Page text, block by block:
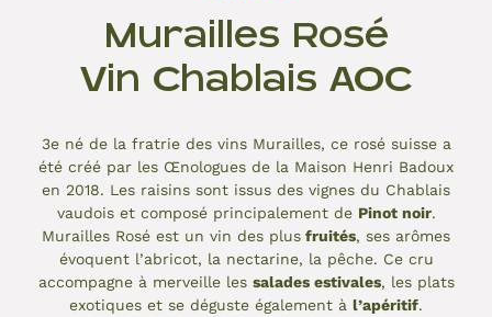
Murailles Rosé
Vin Chablais AOC
3e né de la fratrie des vins Murailles, ce rosé suisse a
été créé par les Œnologues de la Maison Henri Badoux
en 2018. Les raisins sont issus des vignes du Chablais
vaudois et composé principalement de Pinot noir.
Murailles Rosé est un vin des plus fruités, ses arômes
évoquent l’abricot, la nectarine, la pêche. Ce cru
accompagne à merveille les salades estivales, les plats
exotiques et se déguste également à l’apéritif.